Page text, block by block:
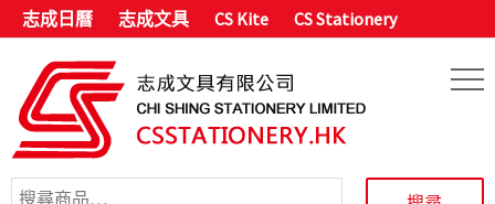
志成日曆 志成文具 CS Kite CS Stationery